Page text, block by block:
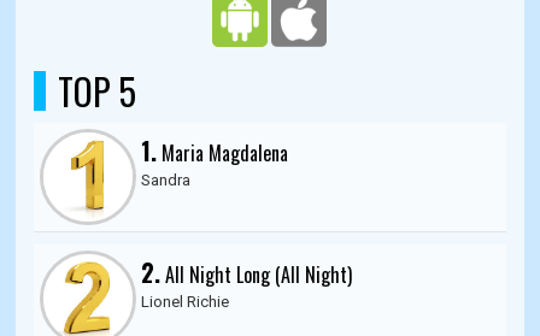
TOP 5
1. Maria Magdalena
Sandra
2.All Night Long (All Night)
Lionel Richie